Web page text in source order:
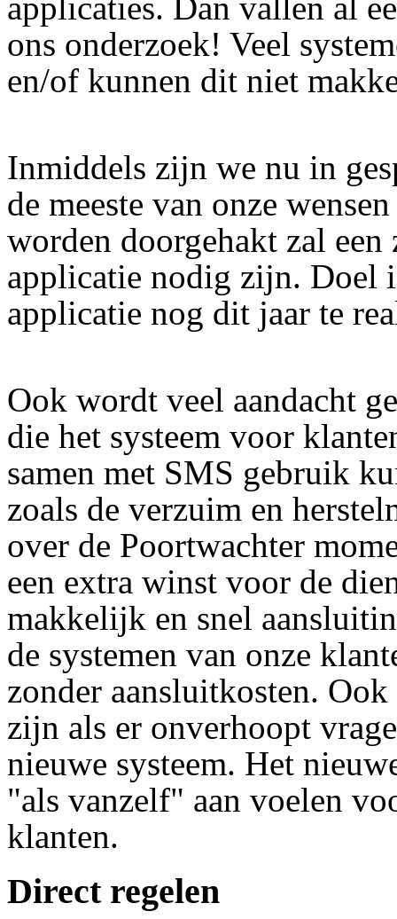
ons onderzoek! Veel
en/of kunnen dit niet
Inmiddels zijn we nu in
de meeste van onze
worden doorgehakt zal
applicatie nodig zijn. Doel
applicatie nog dit jaar te
Ook wordt veel aandacht
die het systeem voor
samen met SMS gebruik
zoals de verzuim en
over de Poortwachter
een extra winst voor de
makkelijk en snel
de systemen van onze
zonder aansluitkosten.
zijn als er onverhoopt
nieuwe systeem. Het
"als vanzelf" aan voelen
klanten.
Direct regelen